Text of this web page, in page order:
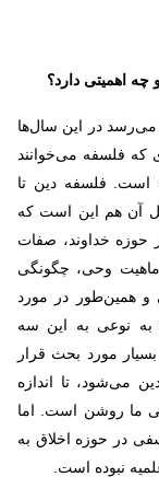
اهمیتی دارد؟
در این سال‌ها
فلسفه می‌خوانند
است. فلسفه دین تا
آن هم این است که
خداوند، صفات
ماهیت وحی، چگونگی
و همین‌طور در مورد
به نوعی به این سه
مورد بحث قرار
می‌شود، تا اندازه
ما روشن است. اما
در حوزه اخلاق به
نبوده است.